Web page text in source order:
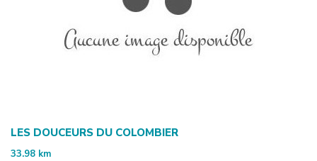
LES DOUCEURS DU COLOMBIER
33.98 km